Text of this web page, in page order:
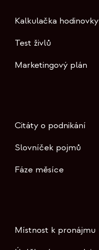
Kalkulačka hodinovky
Test živlů
Marketingový plán
Citáty o podnikání
Slovníček pojmů
Fáze měsíce
Místnost k pronájmu